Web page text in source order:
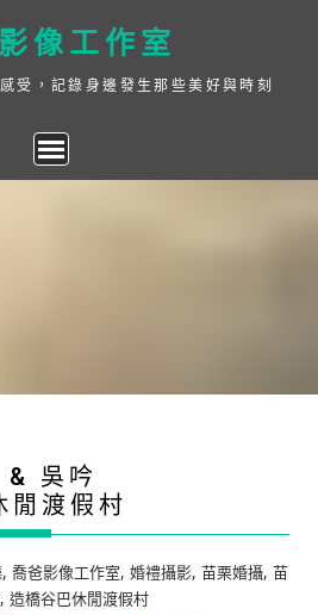
to
content
像工作室
受，記錄身邊發生那些美好與時刻
吳吟
閒渡假村
, 喬爸影像工作室, 婚禮攝影, 苗栗婚攝, 苗
, 造橋谷巴休閒渡假村